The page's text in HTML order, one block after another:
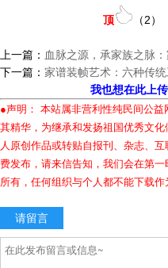
顶 （2）
上一篇： 血脉之源，承家族之脉
下一篇： 家谱装帧艺术：六种传
我也想在此上
●声明： 本站属非营利性纯民间公
其精华，为继承和发扬祖国优秀文
人原创作品或转贴自报刊、杂志、
费发布，请来信告知，我们会在第
所有，任何组织与个人都不能下载
请留言